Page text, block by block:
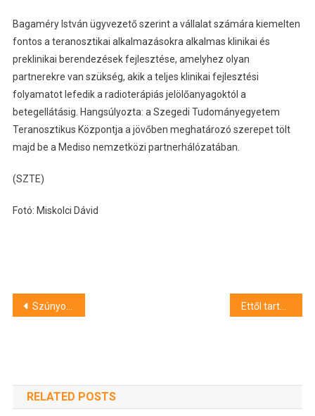
Bagaméry István ügyvezető szerint a vállalat számára kiemelten
fontos a teranosztikai alkalmazásokra alkalmas klinikai és
preklinikai berendezések fejlesztése, amelyhez olyan
partnerekre van szükség, akik a teljes klinikai fejlesztési
folyamatot lefedik a radioterápiás jelölőanyagoktól a
betegellátásig. Hangsúlyozta: a Szegedi Tudományegyetem
Teranosztikus Központja a jövőben meghatározó szerepet tölt
majd be a Mediso nemzetközi partnerhálózatában.
(SZTE)
Fotó: Miskolci Dávid
Bejegyzés
Szúnyoggyérítés lesz Csongrád-Csanád vármegye több településén ezen a héten Ettől tartanak a szegediek a tervezett kikötőfejlesztés miatt
RELATED POSTS